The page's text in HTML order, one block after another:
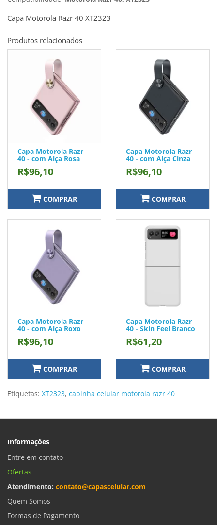
Capa Motorola Razr 40 XT2323
Produtos relacionados
Capa Motorola Razr
40 - com Alça Rosa
R$96,10
COMPRAR
Capa Motorola Razr
40 - com Alça Cinza
R$96,10
COMPRAR
Capa Motorola Razr
40 - com Alça Roxo
R$96,10
COMPRAR
Capa Motorola Razr
40 - Skin Feel Branco
R$61,20
COMPRAR
Etiquetas: XT2323, capinha celular motorola razr 40
Informações
Entre em contato
Ofertas
Atendimento: contato@capascelular.com
Quem Somos
Formas de Pagamento